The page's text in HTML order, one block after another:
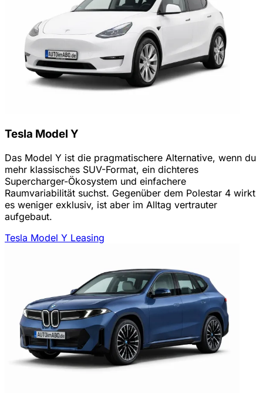
Tesla Model Y
Das Model Y ist die pragmatischere Alternative, wenn du
mehr klassisches SUV-Format, ein dichteres
Supercharger-Ökosystem und einfachere
Raumvariabilität suchst. Gegenüber dem Polestar 4 wirkt
es weniger exklusiv, ist aber im Alltag vertrauter
aufgebaut.
Tesla Model Y Leasing